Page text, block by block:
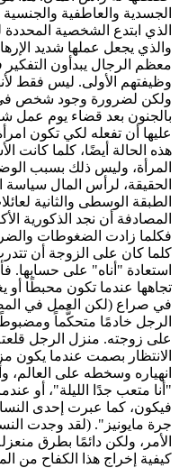
الجسدية والعاطفية
الذي ابتدع الشخصية
والذي يجعل عملها شديد
معظم الرجال يبدأون
وظيفتهم الأولى. ليس فقط
ولكن لضرورة وجود شخص في
بالجنون بعد قضاء يوم عمل
عليها أن تفعله لكي تكون
هذه الحالة أيضًا، كلما كانت
المرأة، وليس ذلك بسبب
الحقيقة، لرأس المال سياسة
الطبقة الوسطى والثانية
المصادفة أن نجد الذكورية
فكلما زادت الضغوطات
كلما كان على الزوجة أن
استعادة "أناه" على حسابها.
تجاهها عندما تكون محبطًا أو
في صراع (لكن العمل في
الرجل خادمًا متحكَّماً
على زوجته. منزل الرجل
الانتظار بصمت عندما يكون
انهياره وسخطه على العالم،
"أنا متعب جدًا الليلة"، أو
فيكون، كما عبرت إحدى
جرة مايونيز". (لقد وجدت
الأمر، ولكن دائمًا بطرق
كيفية إخراج هذا الكفاح من